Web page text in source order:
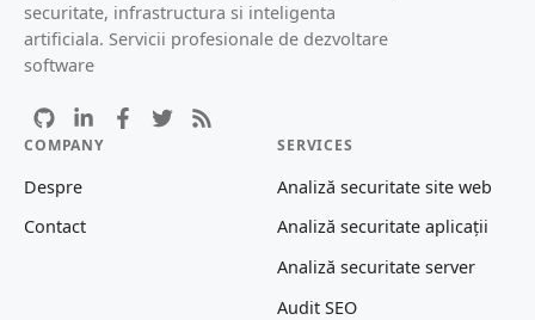
securitate, infrastructura si inteligenta
artificiala. Servicii profesionale de dezvoltare
software
COMPANY
Despre
Contact
SERVICES
Analiză securitate site web
Analiză securitate aplicații
Analiză securitate server
Audit SEO